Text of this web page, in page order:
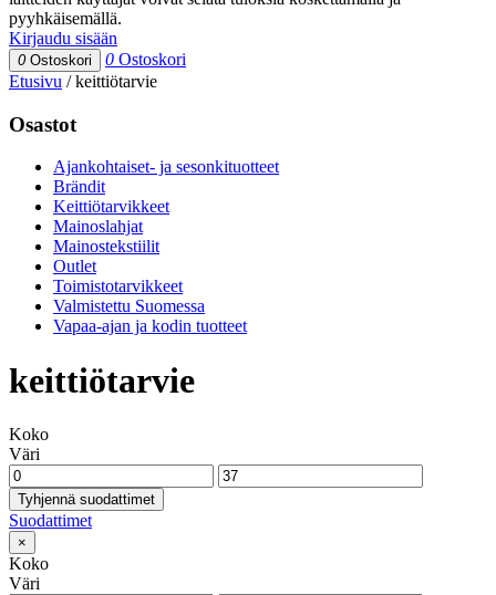
pyyhkäisemällä.
Kirjaudu sisään
0 Ostoskori 0 Ostoskori
Etusivu /keittiötarvie
Osastot
Ajankohtaiset- ja sesonkituotteet
Brändit
Keittiötarvikkeet
Mainoslahjat
Mainostekstiilit
Outlet
Toimistotarvikkeet
Valmistettu Suomessa
Vapaa-ajan ja kodin tuotteet
keittiötarvie
Koko
Väri
Tyhjennä suodattimet
Suodattimet
×
Koko
Väri